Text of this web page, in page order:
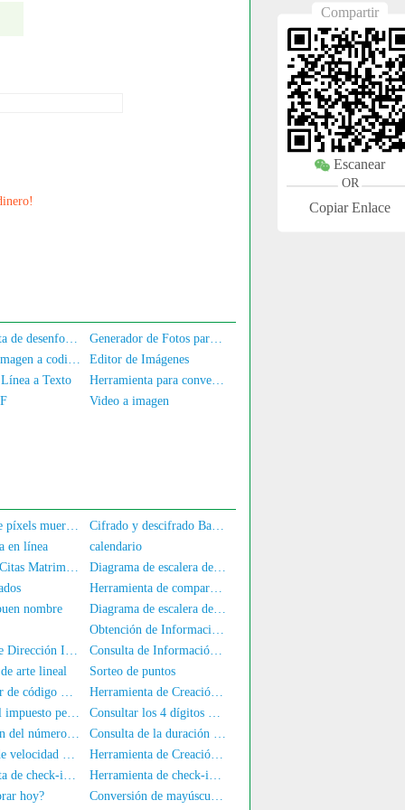
Herramienta de desenfoque facial para fotos
Generador de Fotos para Documentos
Convertir imagen a codificación Base64
Editor de Imágenes
a Texto
Herramienta para convertir PDF a imagen
Video a imagen
Detector de píxels muertos de pantalla
Cifrado y descifrado Base64
en línea
calendario
Rincón de Citas Matrimoniales
Diagrama de escalera de CPU
Herramienta de comparación de texto en línea
nombre
Diagrama de escalera de GPU
Obtención de Información de la Tarjeta de Identidad
Consulta de Dirección IP Local
Consulta de Información de Dirección IP
arte lineal
Sorteo de puntos
Descifrador de código Morse
Herramienta de Creación de Sellos de Nombre Completo
Cálculo del impuesto personal en línea
Consultar los 4 dígitos del medio del número de teléfono
Verificación del número de móvil y el nombre
Consulta de la duración de registro del número de móvil
Probador de velocidad de reacción
Herramienta de Creación de Sellos Cuadrados
Herramienta de check-in automático HadSky
Herramienta de check-in automático universal
hoy?
Conversión de mayúsculas y minúsculas
Compartir
Escanear
OR
Copiar Enlace